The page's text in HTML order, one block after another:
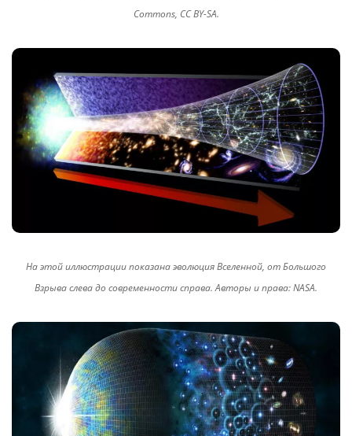
Commons, CC BY-SA.
На этой иллюстрации показана эволюция Вселенной, от Большого
Взрыва слева до современности справа. Авторы и права: NASA.